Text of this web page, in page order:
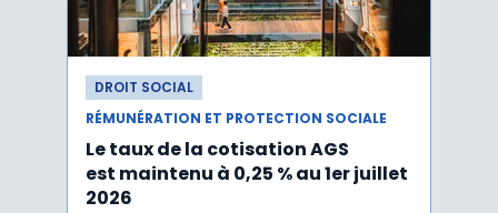
DROIT SOCIAL
RÉMUNÉRATION ET PROTECTION SOCIALE
Le taux de la cotisation AGS
est maintenu à 0,25 % au 1er juillet
2026